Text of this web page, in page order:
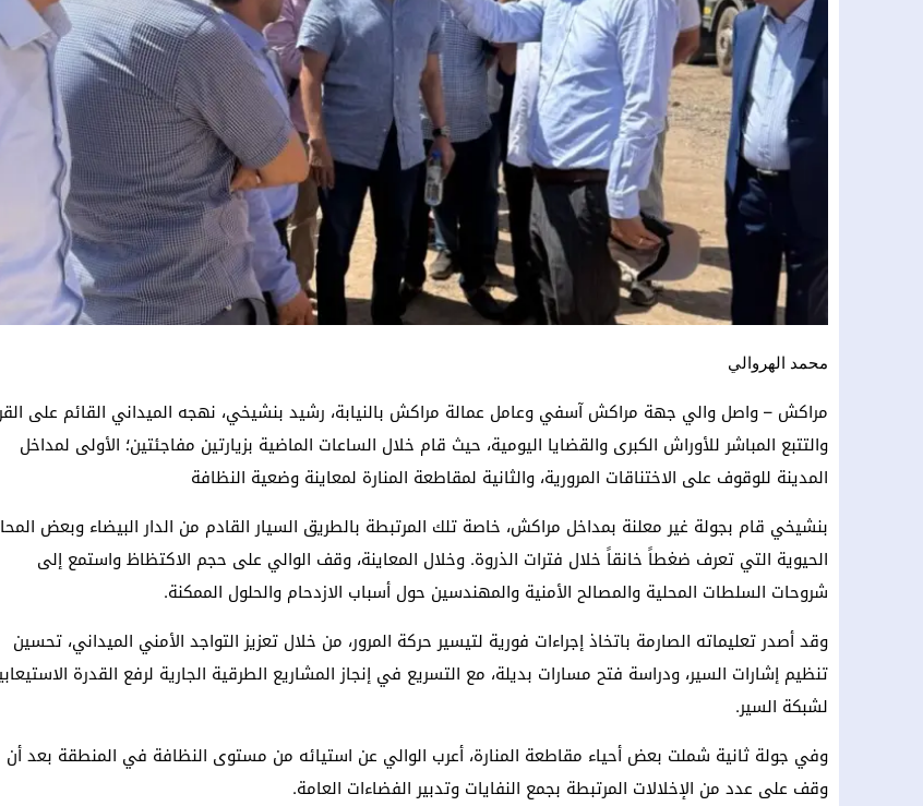
محمد الهروالي
مراكش – واصل والي جهة مراكش آسفي وعامل عمالة مراكش بالنيابة، رشيد بنشيخي، نهجه الميداني القائم على
والتتبع المباشر للأوراش الكبرى والقضايا اليومية، حيث قام خلال الساعات الماضية بزيارتين مفاجئتين؛ الأولى لمداخل
المدينة للوقوف على الاختناقات المرورية، والثانية لمقاطعة المنارة لمعاينة وضعية النظافة
بنشيخي قام بجولة غير معلنة بمداخل مراكش، خاصة تلك المرتبطة بالطريق السيار القادم من الدار البيضاء وبعض
الحيوية التي تعرف ضغطاً خانقاً خلال فترات الذروة. وخلال المعاينة، وقف الوالي على حجم الاكتظاظ واستمع إلى
شروحات السلطات المحلية والمصالح الأمنية والمهندسين حول أسباب الازدحام والحلول الممكنة.
وقد أصدر تعليماته الصارمة باتخاذ إجراءات فورية لتيسير حركة المرور، من خلال تعزيز التواجد الأمني الميداني، تحسين
تنظيم إشارات السير، ودراسة فتح مسارات بديلة، مع التسريع في إنجاز المشاريع الطرقية الجارية لرفع القدرة
لشبكة السير.
وفي جولة ثانية شملت بعض أحياء مقاطعة المنارة، أعرب الوالي عن استيائه من مستوى النظافة في المنطقة بعد أن
وقف على عدد من الإخلالات المرتبطة بجمع النفايات وتدبير الفضاءات العامة.